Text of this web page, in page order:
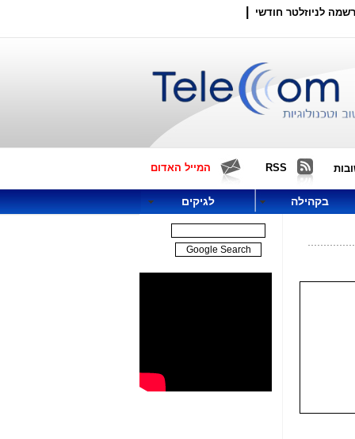
לניוזלטר חודשי
RSS המייל האדום
בקהילה לגיקים